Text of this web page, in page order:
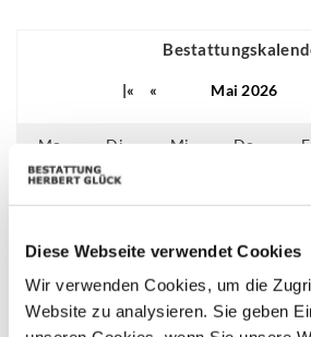
Diese Webseite verwendet Cookies
Wir verwenden Cookies, um die
Website zu analysieren. Sie geben
|« « Mai 2026
Mo Di Mi Do
04 05 06 07 08
11 12 13 14 15